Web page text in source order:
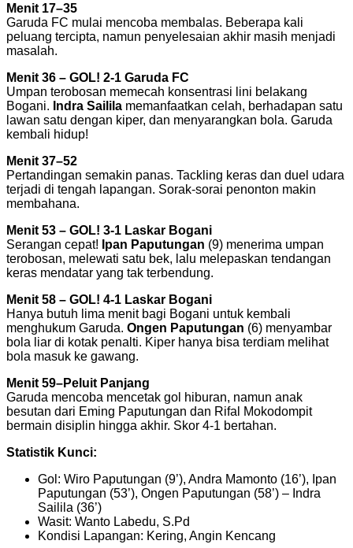
Menit 17–35
Garuda FC mulai mencoba membalas. Beberapa kali
peluang tercipta, namun penyelesaian akhir masih menjadi
masalah.
Menit 36 – GOL! 2-1 Garuda FC
Umpan terobosan memecah konsentrasi lini belakang
Bogani. Indra Sailila memanfaatkan celah, berhadapan satu
lawan satu dengan kiper, dan menyarangkan bola. Garuda
kembali hidup!
Menit 37–52
Pertandingan semakin panas. Tackling keras dan duel udara
terjadi di tengah lapangan. Sorak-sorai penonton makin
membahana.
Menit 53 – GOL! 3-1 Laskar Bogani
Serangan cepat! Ipan Paputungan (9) menerima umpan
terobosan, melewati satu bek, lalu melepaskan tendangan
keras mendatar yang tak terbendung.
Menit 58 – GOL! 4-1 Laskar Bogani
Hanya butuh lima menit bagi Bogani untuk kembali
menghukum Garuda. Ongen Paputungan (6) menyambar
bola liar di kotak penalti. Kiper hanya bisa terdiam melihat
bola masuk ke gawang.
Menit 59–Peluit Panjang
Garuda mencoba mencetak gol hiburan, namun anak
besutan dari Eming Paputungan dan Rifal Mokodompit
bermain disiplin hingga akhir. Skor 4-1 bertahan.
Statistik Kunci:
Gol: Wiro Paputungan (9’), Andra Mamonto (16’), Ipan
Paputungan (53’), Ongen Paputungan (58’) – Indra
Sailila (36’)
Wasit: Wanto Labedu, S.Pd
Kondisi Lapangan: Kering, Angin Kencang